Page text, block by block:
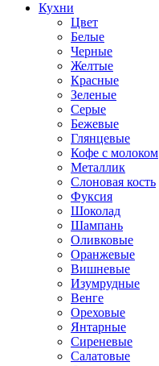
Кухни
Цвет
Белые
Черные
Желтые
Красные
Зеленые
Серые
Бежевые
Глянцевые
Кофе с молоком
Металлик
Слоновая кость
Фуксия
Шоколад
Шампань
Оливковые
Оранжевые
Вишневые
Изумрудные
Венге
Ореховые
Янтарные
Сиреневые
Салатовые